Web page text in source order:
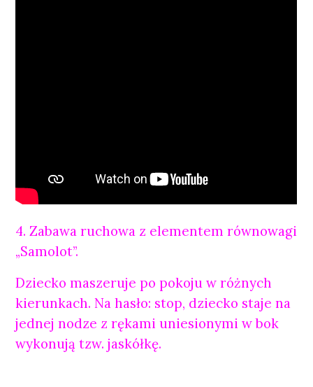
4. Zabawa ruchowa z elementem równowagi
„Samolot”.
Dziecko maszeruje po pokoju w różnych
kierunkach. Na hasło: stop, dziecko staje na
jednej nodze z rękami uniesionymi w bok
wykonują tzw. jaskółkę.